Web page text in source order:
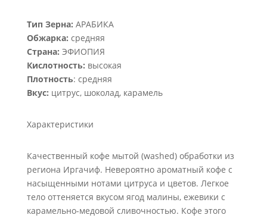
Тип Зерна: АРАБИКА
Обжарка: средняя
Страна: ЭФИОПИЯ
Кислотность: высокая
Плотность: средняя
Вкус: цитрус, шоколад, карамель
Характеристики
Качественный кофе мытой (washed) обработки из
региона Иргачиф. Невероятно ароматный кофе с
насыщенными нотами цитруса и цветов. Легкое
тело оттеняется вкусом ягод малины, ежевики с
карамельно-медовой сливочностью. Кофе этого